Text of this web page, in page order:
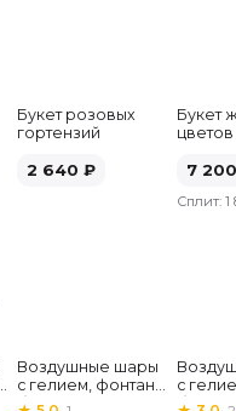
Букет розовых
гортензий
2 640 ₽
Букет
7 200
Сплит: 1
Воздушные шары
с гелием, фонтан,
бело-розовые, 7
с
бело-